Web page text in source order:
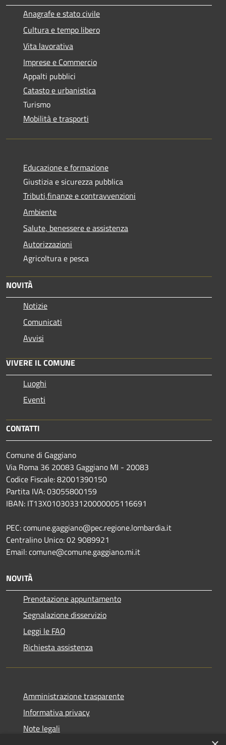
Anagrafe e stato civile
Cultura e tempo libero
Vita lavorativa
Imprese e Commercio
Appalti pubblici
Catasto e urbanistica
Turismo
Mobilità e trasporti
Educazione e formazione
Giustizia e sicurezza pubblica
Tributi,finanze e contravvenzioni
Ambiente
Salute, benessere e assistenza
Autorizzazioni
Agricoltura e pesca
NOVITÀ
Notizie
Comunicati
Avvisi
VIVERE IL COMUNE
Luoghi
Eventi
CONTATTI
Comune di Gaggiano
Via Roma 36 20083 Gaggiano MI - 20083
Codice Fiscale: 82001390150
Partita IVA: 03055800159
IBAN: IT13X0103033120000005116691
PEC: comune.gaggiano@pec.regione.lombardia.it
Centralino Unico: 02 9089921
Email: comune@comune.gaggiano.mi.it
NOVITÀ
Prenotazione appuntamento
Segnalazione disservizio
Leggi le FAQ
Richiesta assistenza
Amministrazione trasparente
Informativa privacy
Note legali